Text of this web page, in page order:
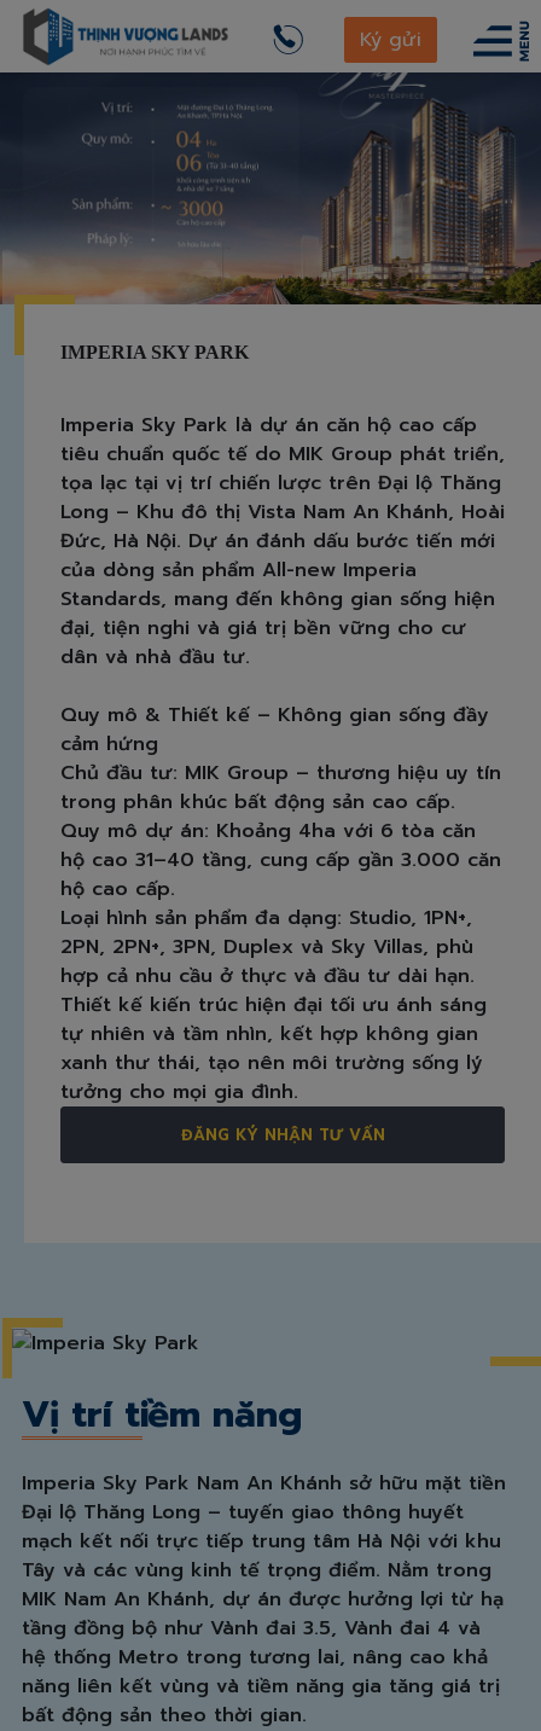
Ký gửi
IMPERIA SKY PARK
Imperia Sky Park là dự án căn hộ cao cấp
tiêu chuẩn quốc tế do MIK Group phát triển,
tọa lạc tại vị trí chiến lược trên Đại lộ Thăng
Long – Khu đô thị Vista Nam An Khánh, Hoài
Đức, Hà Nội. Dự án đánh dấu bước tiến mới
của dòng sản phẩm All-new Imperia
Standards, mang đến không gian sống hiện
đại, tiện nghi và giá trị bền vững cho cư
dân và nhà đầu tư.
Quy mô & Thiết kế – Không gian sống đầy
cảm hứng
Chủ đầu tư: MIK Group – thương hiệu uy tín
trong phân khúc bất động sản cao cấp.
Quy mô dự án: Khoảng 4ha với 6 tòa căn
hộ cao 31–40 tầng, cung cấp gần 3.000 căn
hộ cao cấp.
Loại hình sản phẩm đa dạng: Studio, 1PN+,
2PN, 2PN+, 3PN, Duplex và Sky Villas, phù
hợp cả nhu cầu ở thực và đầu tư dài hạn.
Thiết kế kiến trúc hiện đại tối ưu ánh sáng
tự nhiên và tầm nhìn, kết hợp không gian
xanh thư thái, tạo nên môi trường sống lý
tưởng cho mọi gia đình.
ĐĂNG KÝ NHẬN TƯ VẤN
Vị trí tiềm năng
Imperia Sky Park Nam An Khánh sở hữu mặt tiền
Đại lộ Thăng Long – tuyến giao thông huyết
mạch kết nối trực tiếp trung tâm Hà Nội với khu
Tây và các vùng kinh tế trọng điểm. Nằm trong
MIK Nam An Khánh, dự án được hưởng lợi từ hạ
tầng đồng bộ như Vành đai 3.5, Vành đai 4 và
hệ thống Metro trong tương lai, nâng cao khả
năng liên kết vùng và tiềm năng gia tăng giá trị
bất động sản theo thời gian.